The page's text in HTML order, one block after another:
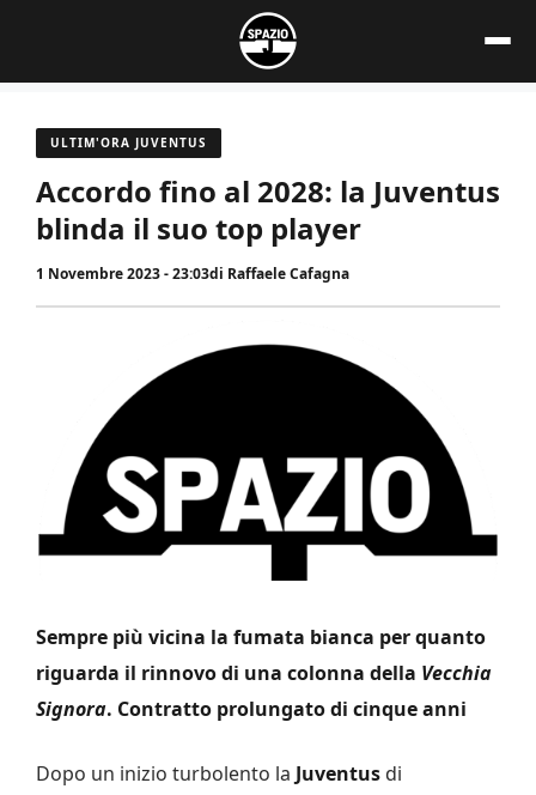
contenuto
ULTIM'ORA JUVENTUS
Accordo fino al 2028: la Juventus
blinda il suo top player
1 Novembre 2023 - 23:03di Raffaele Cafagna
Sempre più vicina la fumata bianca per quanto
riguarda il rinnovo di una colonna della Vecchia
Signora. Contratto prolungato di cinque anni
Dopo un inizio turbolento la Juventus di